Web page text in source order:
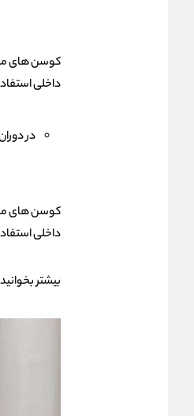
کوسن های
داخلی
در
کوسن های
داخلی
بیشتر